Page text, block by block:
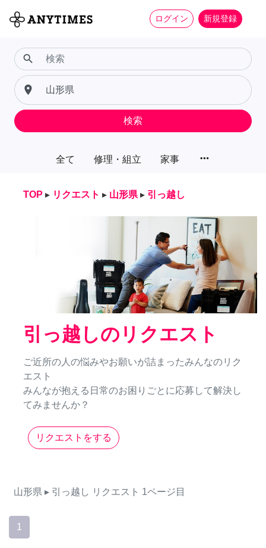
ログイン 新規登録
全て 修理・組立 家事 more_horiz
search
place
検索
TOP ▸ リクエスト ▸ 山形県 ▸ 引っ越し
引っ越しのリクエスト
ご近所の人の悩みやお願いが詰まったみんなのリク
エスト
みんなが抱える日常のお困りごとに応募して解決し
てみませんか？
リクエストをする
山形県 ▸ 引っ越し リクエスト 1ページ目
1